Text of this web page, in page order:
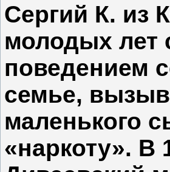
Сергий К. из
молодых лет
поведением
семье,
маленького
«наркоту». В